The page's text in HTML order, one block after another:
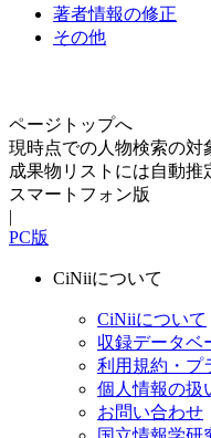
著者情報の修正
その他
ページトップへ
現時点での人物検索の対
成果物リストには自動
スマートフォン版
|
PC版
CiNiiについて
CiNiiについて
収録データベ
利用規約・プ
個人情報の扱
お問い合わせ